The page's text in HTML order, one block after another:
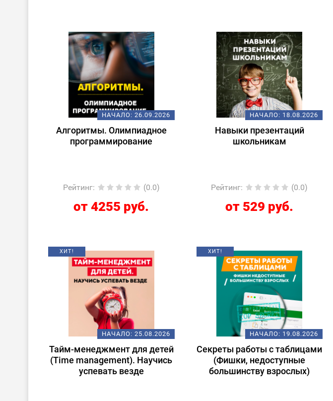
НАЧАЛО: 26.09.2026
Алгоритмы. Олимпиадное
программирование
Рейтинг: (0.0)
от 4255 руб.
НАЧАЛО: 18.08.2026
Навыки презентаций
школьникам
Рейтинг: (0.0)
от 529 руб.
ХИТ!
НАЧАЛО: 25.08.2026
Тайм-менеджмент для детей
(Time management). Научись
успевать везде
ХИТ!
НАЧАЛО: 19.08.2026
Секреты работы с таблицами
(Фишки, недоступные
большинству взрослых)